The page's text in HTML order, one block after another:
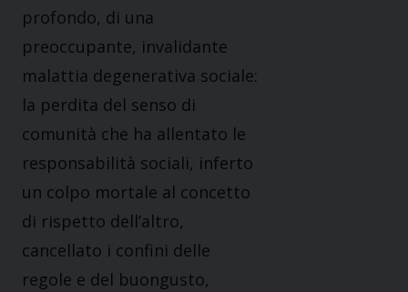
profondo, di una
preoccupante, invalidante
malattia degenerativa sociale:
la perdita del senso di
comunità che ha allentato le
responsabilità sociali, inferto
un colpo mortale al concetto
di rispetto dell’altro,
cancellato i confini delle
regole e del buongusto,